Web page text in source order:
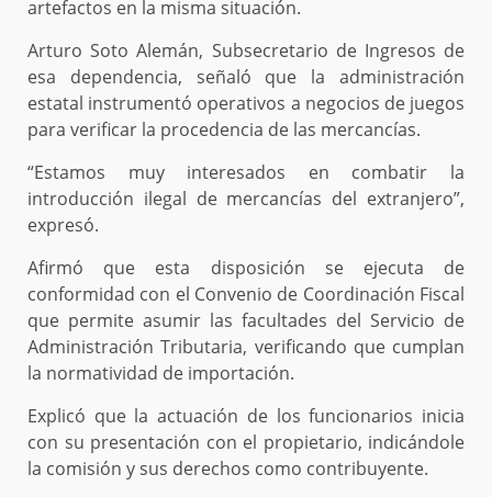
artefactos en la misma situación.
Arturo Soto Alemán, Subsecretario de Ingresos de
esa dependencia, señaló que la administración
estatal instrumentó operativos a negocios de juegos
para verificar la procedencia de las mercancías.
“Estamos muy interesados en combatir la
introducción ilegal de mercancías del extranjero”,
expresó.
Afirmó que esta disposición se ejecuta de
conformidad con el Convenio de Coordinación Fiscal
que permite asumir las facultades del Servicio de
Administración Tributaria, verificando que cumplan
la normatividad de importación.
Explicó que la actuación de los funcionarios inicia
con su presentación con el propietario, indicándole
la comisión y sus derechos como contribuyente.